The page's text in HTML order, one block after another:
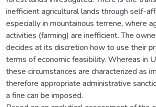
inefficient agricultural lands through self-
especially in mountainous terrene, where
activities (farming) are inefficient. The
decides at its discretion how to use their
terms of economic feasibility. Whereas in
these circumstances are characterized as
therefore appropriate administrative
a fine can be imposed.